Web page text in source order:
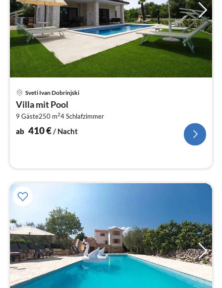
Sveti Ivan Dobrinjski
Villa mit Pool
9 Gäste250 m24Schlafzimmer
ab 410€/ Nacht